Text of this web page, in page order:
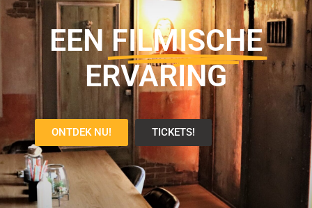
EENFILMISCHE
ERVARING
ONTDEK NU! TICKETS!